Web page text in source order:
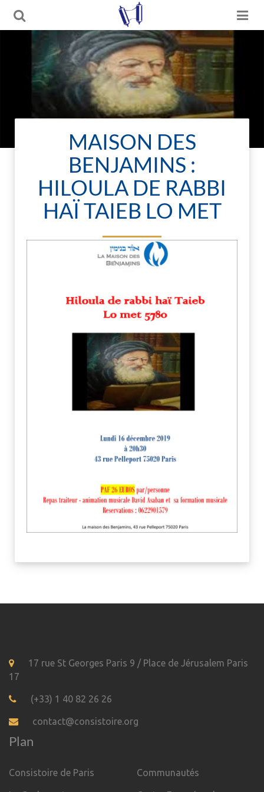
MAISON DES
BENJAMINS :
HILOULA DE RABBI
HAÏ TAIEB LO MET
17 rue St Georges Paris 9 / Place de Jérusalem Paris
17
(+33) 1 40 82 26 26
contact@consistoire.org
Plan
Consistoire de Paris Communautés